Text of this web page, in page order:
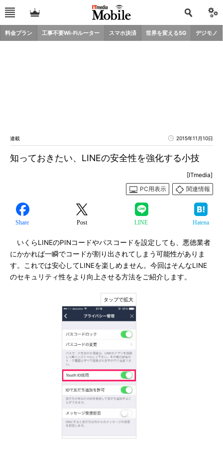
料金プラン 工事不要Wi-Fiルーター スマホ決済 世界を変える5G デジモノ
連載 2015年11月10日
知っておきたい、LINEの安全性を強化する小技
[ITmedia]
PC用表示
関連情報
Share Post LINE Hatena
いくらLINEのPINコードやパスコードを設定しても、悪徳業者
にかかれば一瞬でコードが割り出されてしまう可能性がありま
す。これでは安心してLINEを楽しめません。今回はそんなLINE
のセキュリティ性をより向上させる方法をご紹介します。